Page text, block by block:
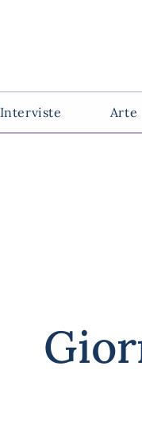
Interviste Arte